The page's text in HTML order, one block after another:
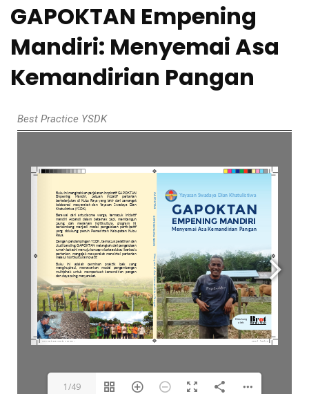
GAPOKTAN Empening
Mandiri: Menyemai Asa
Kemandirian Pangan
Best Practice YSDK
1/49